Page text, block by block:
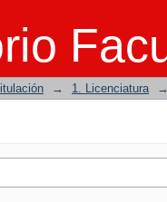
→ 1. Licenciatura